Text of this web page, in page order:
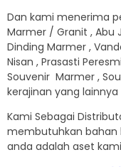
Dan kami menerima
Marmer / Granit , Abu
Dinding Marmer ,
Nisan , Prasasti
Souvenir Marmer ,
kerajinan yang lainnya
Kami Sebagai
membutuhkan bahan
anda adalah aset